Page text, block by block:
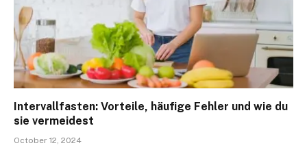
Intervallfasten: Vorteile, häufige Fehler und wie du
sie vermeidest
October 12, 2024